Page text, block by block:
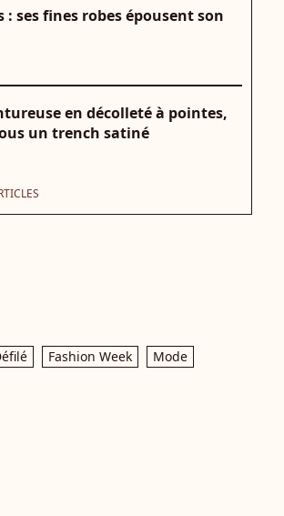
ses fines robes épousent son
en décolleté à pointes,
un trench satiné
Fashion Week Mode